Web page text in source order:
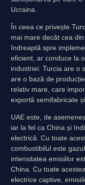
Ucraina.
În ceea ce privește
mai mare decât cea
îndreaptă spre
eficient, ar conduce la
industriei. Turcia are o
are o bază de
relativ mare, care
exportă semifabricate
UAE este, de
iar la fel ca China și
electrică. Cu toate
combustibilul este
intensitatea emisiilor
China. Cu toate
electrice captive,